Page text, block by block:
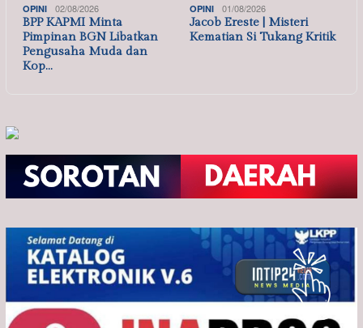
OPINI 02/08/2026
BPP KAPMI Minta
Pimpinan BGN Libatkan
Pengusaha Muda dan
Kop…
OPINI 01/08/2026
Jacob Ereste | Misteri
Kematian Si Tukang Kritik